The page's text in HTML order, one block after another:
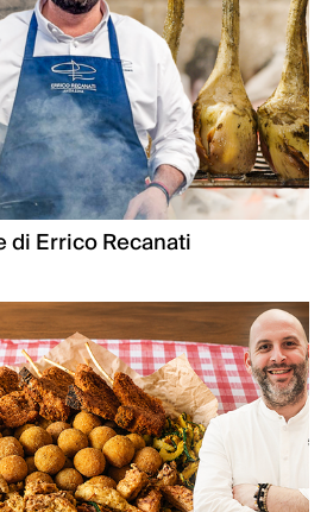
di Errico Recanati